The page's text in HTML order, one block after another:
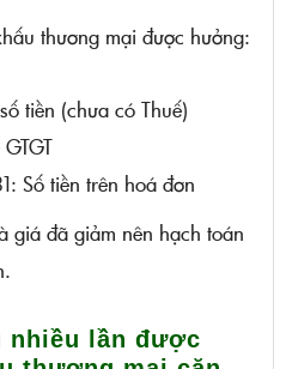
thương mại được hưởng:
tiền (chưa có Thuế)
Số tiền trên hoá đơn
giá đã giảm nên hạch toán
nhiều lần được